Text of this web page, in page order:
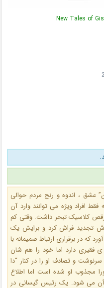
عشق ، اندوه و رنج مردم حوالی
افراد ویژه می توانند وارد آن
رقص کلاسیک تبحر داشت. وقتی کم
تجدید فراش کرد و برایش یک
که در برقراری ارتباط صمیمانه با
فقیری دارد اما خود را هم شان
و تصادف او را در کنار “دا
مجذوب او شده است اما اطلاع
آن می شود. یک رئیس گیسانی در